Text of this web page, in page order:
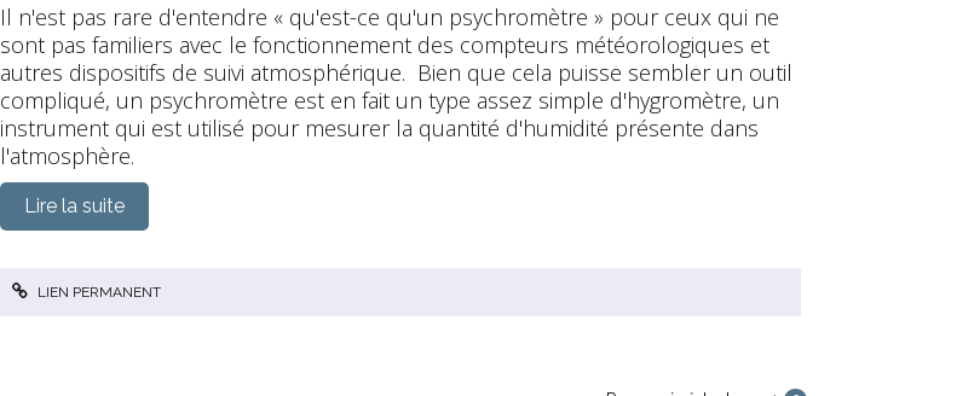
Il n'est pas rare d'entendre « qu'est-ce qu'un psychromètre » pour ceux qui ne
sont pas familiers avec le fonctionnement des compteurs météorologiques et
autres dispositifs de suivi atmosphérique. Bien que cela puisse sembler un outil
compliqué, un psychromètre est en fait un type assez simple d'hygromètre, un
instrument qui est utilisé pour mesurer la quantité d'humidité présente dans
l'atmosphère.
Lire la suite
LIEN PERMANENT